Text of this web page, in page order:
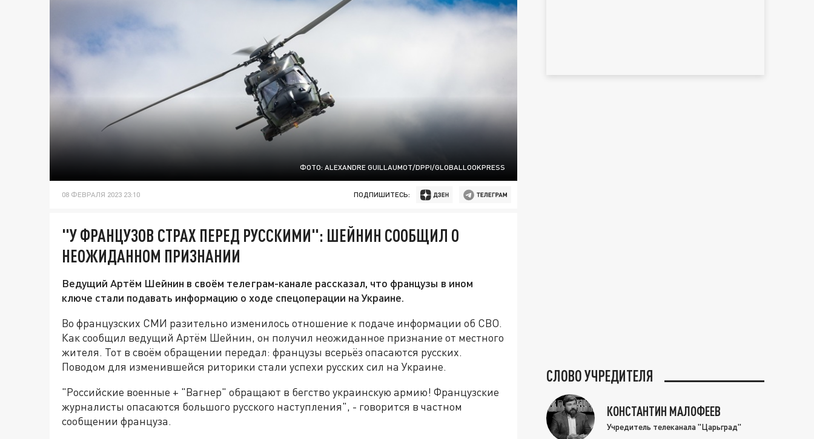
ФОТО: ALEXANDRE GUILLAUMOT/DPPI/GLOBALLOOKPRESS
08 ФЕВРАЛЯ 2023 23:10 ПОДПИШИТЕСЬ:
"У ФРАНЦУЗОВ СТРАХ ПЕРЕД РУССКИМИ": ШЕЙНИН СООБЩИЛ О
НЕОЖИДАННОМ ПРИЗНАНИИ
Ведущий Артём Шейнин в своём телеграм-канале рассказал, что французы в ином
ключе стали подавать информацию о ходе спецоперации на Украине.
Во французских СМИ разительно изменилось отношение к подаче информации об СВО.
Как сообщил ведущий Артём Шейнин, он получил неожиданное признание от местного
жителя. Тот в своём обращении передал: французы всерьёз опасаются русских.
Поводом для изменившейся риторики стали успехи русских сил на Украине.
"Российские военные + "Вагнер" обращают в бегство украинскую армию! Французские
журналисты опасаются большого русского наступления", - говорится в частном
сообщении француза.
СЛОВО УЧРЕДИТЕЛЯ
КОНСТАНТИН МАЛОФЕЕВ
Учредитель телеканала "Царьград"